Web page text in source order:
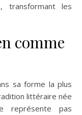
transformant les
comme
sa forme la plus
littéraire née
représente pas